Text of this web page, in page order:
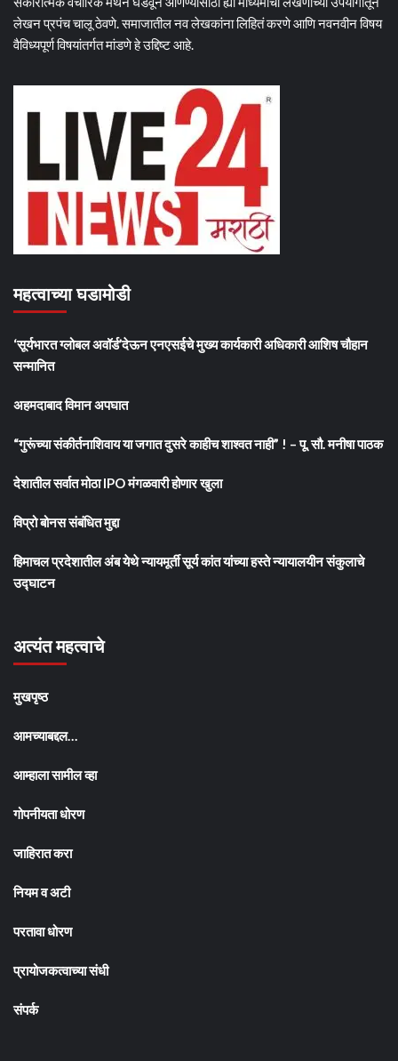
लेखन प्रपंच चालू ठेवणे. समाजातील नव लेखकांना लिहितं करणे आणि नवनवीन विषय
वैविध्यपूर्ण विषयांतर्गत मांडणे हे उद्दिष्ट आहे.
महत्वाच्या घडामोडी
‘सूर्यभारत ग्लोबल अवॉर्ड’देऊन एनएसईचे मुख्य कार्यकारी अधिकारी आशिष चौहान
सन्मानित
अहमदाबाद विमान अपघात
“गुरूंच्या संकीर्तनाशिवाय या जगात दुसरे काहीच शाश्वत नाही” ! – पू. सौ. मनीषा पाठक
देशातील सर्वात मोठा IPO मंगळवारी होणार खुला
विप्रो बोनस संबंधित मुद्दा
हिमाचल प्रदेशातील अंब येथे न्यायमूर्ती सूर्य कांत यांच्या हस्ते न्यायालयीन संकुलाचे
उद्घाटन
अत्यंत महत्वाचे
मुखपृष्ठ
आमच्याबद्दल…
आम्हाला सामील व्हा
गोपनीयता धोरण
जाहिरात करा
नियम व अटी
परतावा धोरण
प्रायोजकत्वाच्या संधी
संपर्क